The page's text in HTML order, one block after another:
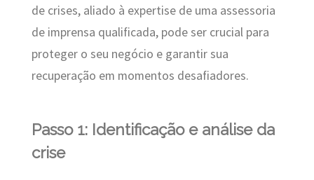
de crises, aliado à expertise de uma assessoria
de imprensa qualificada, pode ser crucial para
proteger o seu negócio e garantir sua
recuperação em momentos desafiadores.
Passo 1: Identificação e análise da
crise